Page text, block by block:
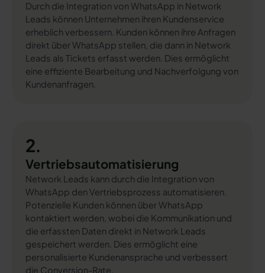
Durch die Integration von WhatsApp in Network
Leads können Unternehmen ihren Kundenservice
erheblich verbessern. Kunden können ihre Anfragen
direkt über WhatsApp stellen, die dann in Network
Leads als Tickets erfasst werden. Dies ermöglicht
eine effiziente Bearbeitung und Nachverfolgung von
Kundenanfragen.
2.
Vertriebsautomatisierung
Network Leads kann durch die Integration von
WhatsApp den Vertriebsprozess automatisieren.
Potenzielle Kunden können über WhatsApp
kontaktiert werden, wobei die Kommunikation und
die erfassten Daten direkt in Network Leads
gespeichert werden. Dies ermöglicht eine
personalisierte Kundenansprache und verbessert
die Conversion-Rate.